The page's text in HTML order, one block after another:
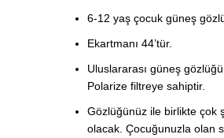
6-12 yaş çocuk güneş
Ekartmanı 44’tür.
Uluslararası güneş
Polarize filtreye sahiptir.
Gözlüğünüz ile birlikte çok
olacak. Çocuğunuzla olan